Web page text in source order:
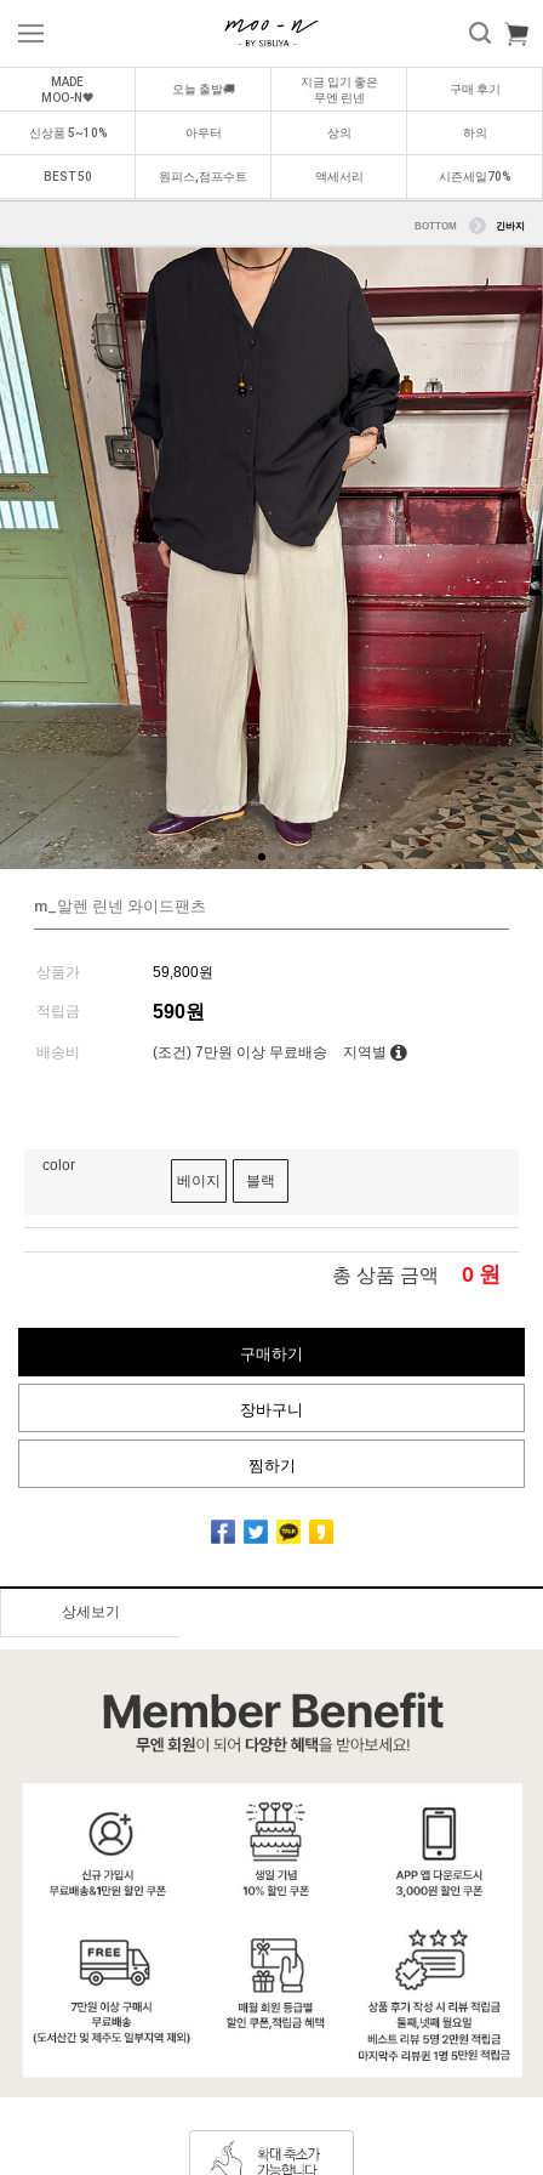
MADE
MOO-N🖤
오늘 출발🚚
지금 입기 좋은
무엔 린넨
구매 후기
신상품 5~10% 아우터 상의 하의
BEST 50 원피스,점프수트 액세서리 시즌세일70%
BOTTOM 긴바지
m_알렌 린넨 와이드팬츠
상품가 59,800원
적립금 590원
배송비 (조건) 7만원 이상 무료배송 지역별
color
베이지
블랙
총 상품 금액 0 원
구매하기
장바구니
찜하기
상세보기